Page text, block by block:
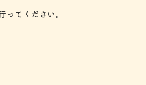
てください。